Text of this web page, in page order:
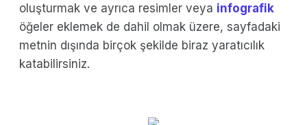
oluşturmak ve ayrıca resimler veya infografik
öğeler eklemek de dahil olmak üzere, sayfadaki
metnin dışında birçok şekilde biraz yaratıcılık
katabilirsiniz.